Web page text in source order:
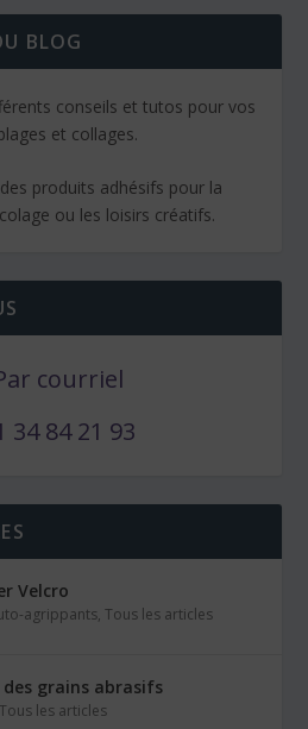
BLOG
conseils et tutos pour vos
et collages.
produits adhésifs pour la
ou les loisirs créatifs.
courriel
34 84 21 93
Velcro
agrippants,Tous les articles
grains abrasifs
Tous les articles